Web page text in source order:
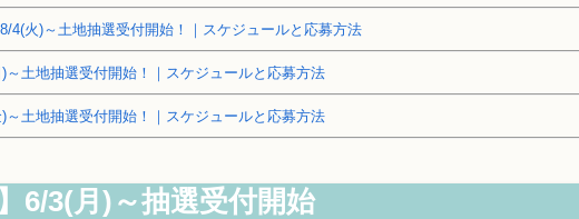
4(火)～土地抽選受付開始！｜スケジュールと応募方法
)～土地抽選受付開始！｜スケジュールと応募方法
)～土地抽選受付開始！｜スケジュールと応募方法
6/3(月)～抽選受付開始